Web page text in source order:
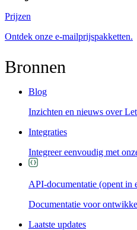
Prijzen
Ontdek onze e-mailprijspakketten.
Bronnen
Blog
Inzichten en nieuws over
Integraties
Integreer eenvoudig met
API-documentatie (opent in
Documentatie voor
Laatste updates